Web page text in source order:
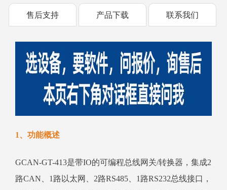
售后支持 产品下载 联系我们
1、功能概述
GCAN-GT-413是带IO的可编程总线网关/转换器，集成2
路CAN、1路以太网、2路RS485、1路RS232总线接口，